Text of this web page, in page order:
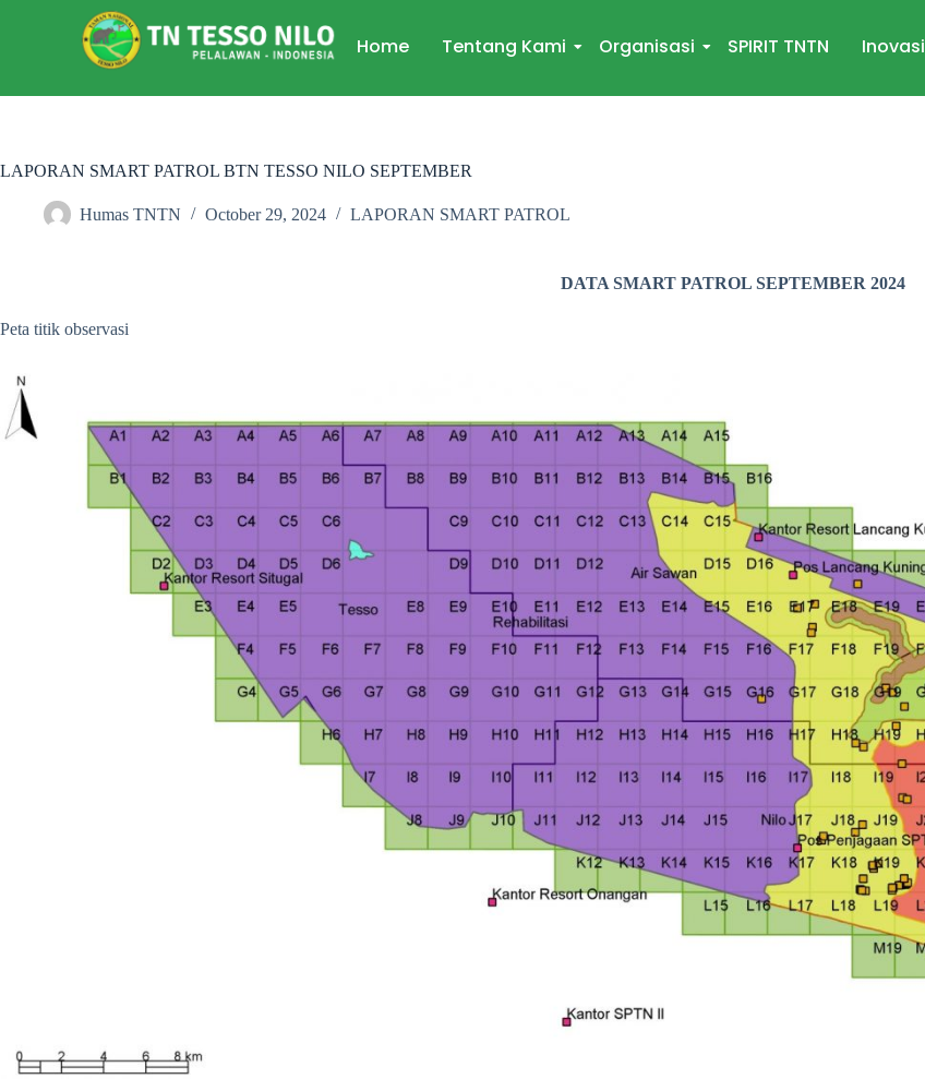
Home Tentang Kami Organisasi SPIRIT TNTN Inovasi
LAPORAN SMART PATROL BTN TESSO NILO SEPTEMBER
Humas TNTN October 29, 2024 LAPORAN SMART PATROL
DATA SMART PATROL SEPTEMBER 2024
Peta titik observasi